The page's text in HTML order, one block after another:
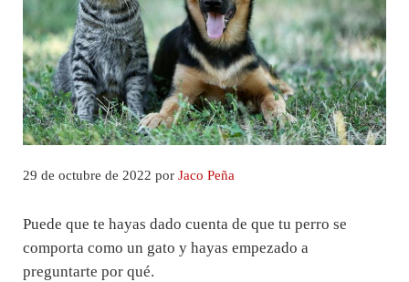
29 de octubre de 2022 por Jaco Peña
Puede que te hayas dado cuenta de que tu perro se
comporta como un gato y hayas empezado a
preguntarte por qué.